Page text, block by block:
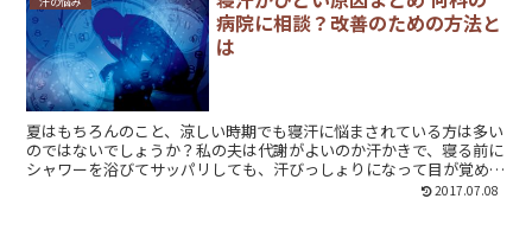
病院に相談？改善のための方法と
は
夏はもちろんのこと、涼しい時期でも寝汗に悩まされている方は多い
のではないでしょうか？私の夫は代謝がよいのか汗かきで、寝る前に
シャワーを浴びてサッパリしても、汗びっしょりになって目が覚めて
しまうようです。シーツや枕カバーも濡れてしまうため、毎日洗濯し
2017.07.08